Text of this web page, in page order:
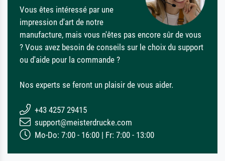
Vous êtes intéressé par une
impression d'art de notre
manufacture, mais vous n'êtes pas encore sûr de vous
? Vous avez besoin de conseils sur le choix du support
ou d'aide pour la commande ?
Nos experts se feront un plaisir de vous aider.
+43 4257 29415
support@meisterdrucke.com
Mo-Do: 7:00 - 16:00 | Fr: 7:00 - 13:00